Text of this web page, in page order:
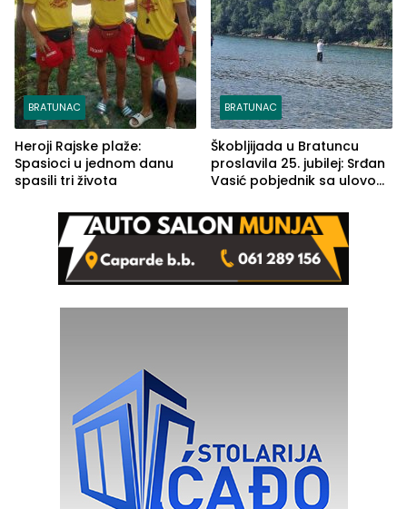
BRATUNAC
Heroji Rajske plaže:
Spasioci u jednom danu
spasili tri života
BRATUNAC
Škobljijada u Bratuncu
proslavila 25. jubilej: Srđan
Vasić pobjednik sa ulovom